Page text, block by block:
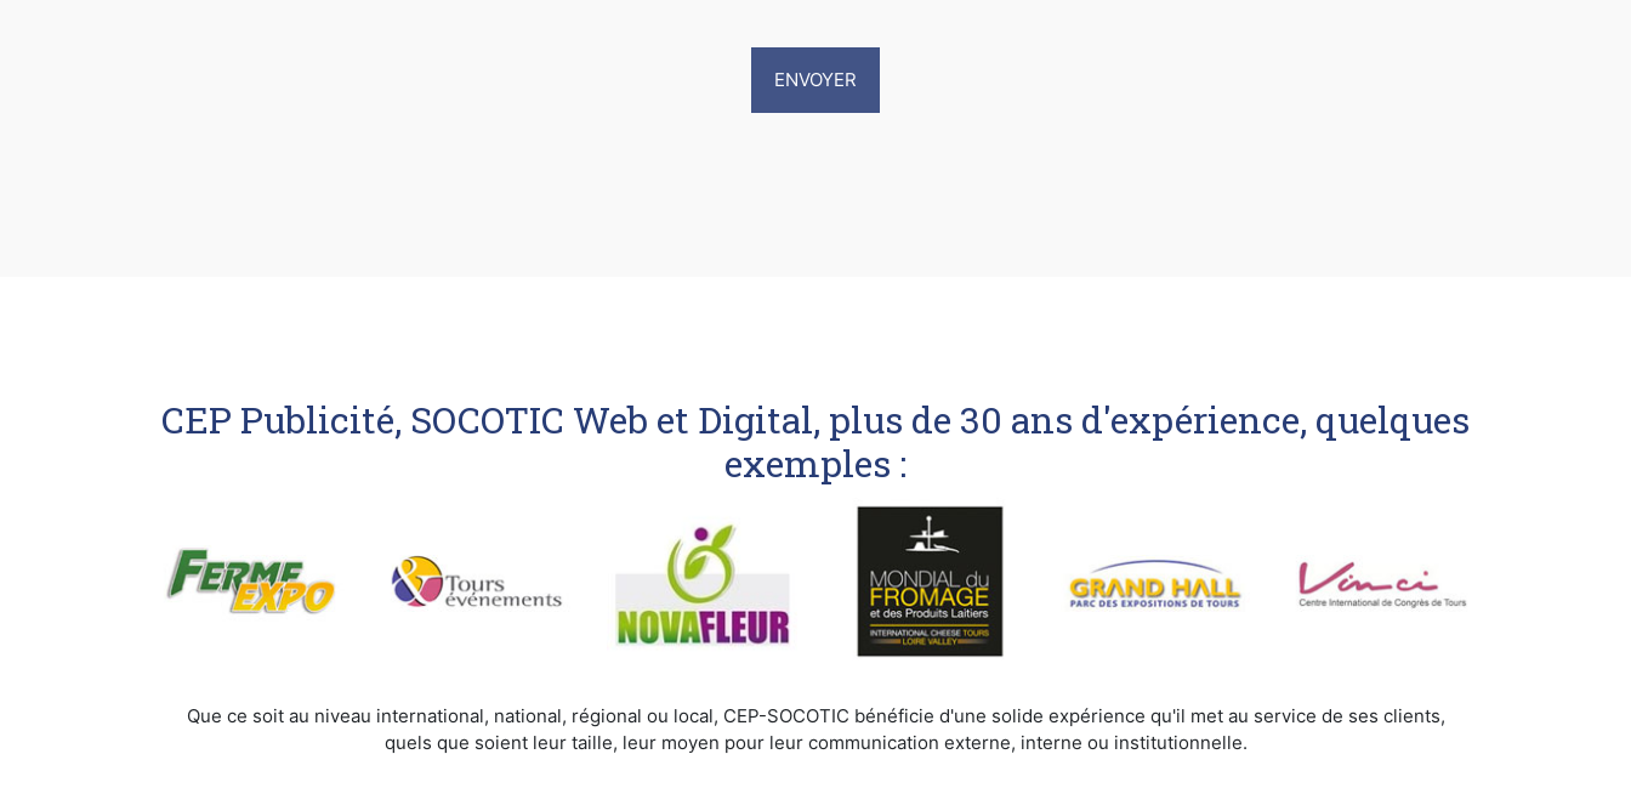
CEP Publicité, SOCOTIC Web et Digital, plus de 30 ans d'expérience, quelques
exemples :
quels que soient leur taille, leur moyen pour leur communication externe, interne ou institutionnelle.